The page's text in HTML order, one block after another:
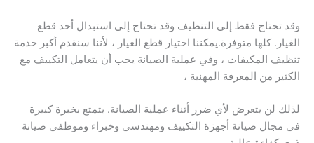
وقد تحتاج فقط إلى التنظيف وقد تحتاج إلى استبدال أحد قطع
الغيار. كلها متوفرة.يمكننا اختيار قطع الغيار ، لأننا سنقدم أكبر خدمة
تنظيف المكيفات ، وفي عملية الصيانة يجب أن يتعامل التكييف مع
الكثير من المعرفة المهنية ،
لذلك لن يتعرض لأي ضرر أثناء عملية الصيانة. يتمتع بخبرة كبيرة
في مجال صيانة أجهزة التكييف ومهندسي وخبراء وموظفي صيانة